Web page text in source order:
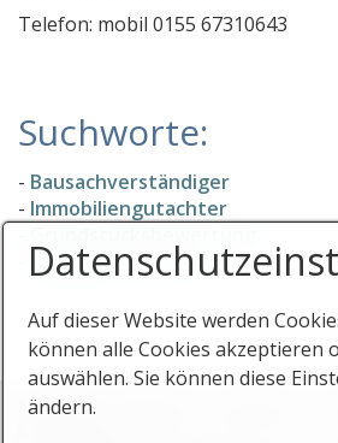
PLZ Gebiet 7
PLZ Gebiet 8
PLZ Gebiet 9
Gutachter in Österreich
KFZ-Sachverständige
Baugutachter
Telefon: mobil 0155 67310643
Suchworte:
- Bausachverständiger
- Immobiliengutachter
Baugutachter PLZ 3
Startseite
Auf dieser Website werden
können alle Cookies akzeptieren
auswählen. Sie können diese
ändern.